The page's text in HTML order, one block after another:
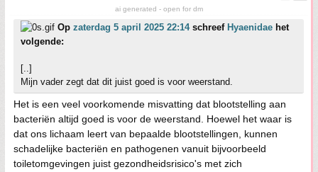
ai generated - open for dm
Op zaterdag 5 april 2025 22:14schreef Hyaenidae het
volgende:
[..]
Mijn vader zegt dat dit juist goed is voor weerstand.
Het is een veel voorkomende misvatting dat blootstelling aan
bacteriën altijd goed is voor de weerstand. Hoewel het waar is
dat ons lichaam leert van bepaalde blootstellingen, kunnen
schadelijke bacteriën en pathogenen vanuit bijvoorbeeld
toiletomgevingen juist gezondheidsrisico's met zich